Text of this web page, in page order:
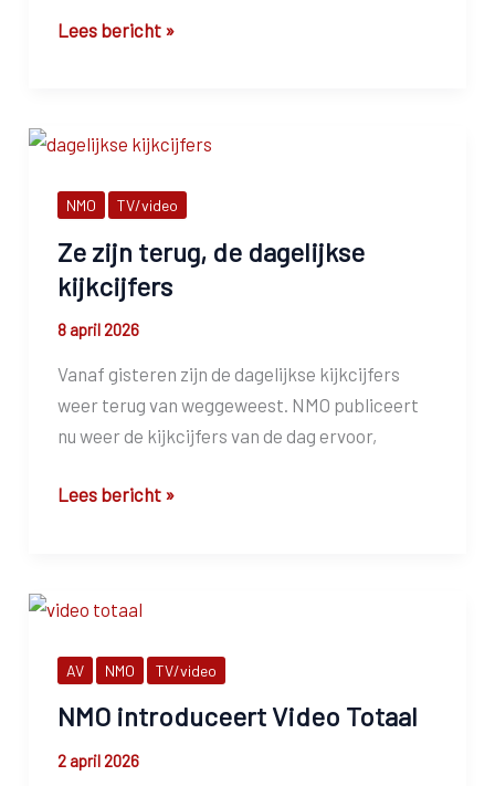
Kijkcijferdrama
Lees bericht »
NMO TV/video
Ze zijn terug, de dagelijkse
kijkcijfers
8 april 2026
Vanaf gisteren zijn de dagelijkse kijkcijfers
weer terug van weggeweest. NMO publiceert
nu weer de kijkcijfers van de dag ervoor,
Ze
dagelijkse
Lees bericht »
AV NMO TV/video
NMO introduceert Video Totaal
2 april 2026